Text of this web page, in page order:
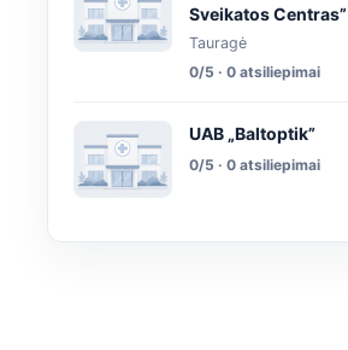
Sveikatos Centras”
Tauragė
0/5 · 0 atsiliepimai
UAB „Baltoptik”
0/5 · 0 atsiliepimai